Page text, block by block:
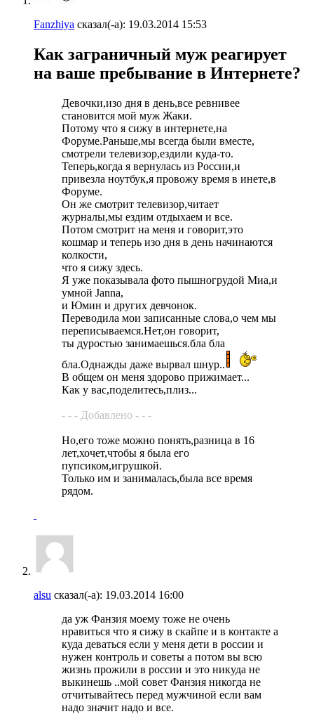
Fanzhiya сказал(-а): 19.03.2014 15:53
Как заграничный муж реагирует
на ваше пребывание в Интернете?
Девочки,изо дня в день,все ревнивее
становится мой муж Жаки.
Потому что я сижу в интернете,на
Форуме.Раньше,мы всегда были вместе,
смотрели телевизор,ездили куда-то.
Теперь,когда я вернулась из России,и
привезла ноутбук,я провожу время в инете,в
Форуме.
Он же смотрит телевизор,читает
журналы,мы ездим отдыхаем и все.
Потом смотрит на меня и говорит,это
кошмар и теперь изо дня в день начинаются
колкости,
что я сижу здесь.
Я уже показывала фото пышногрудой Миа,и
умной Janna,
и Юмин и других девчонок.
Переводила мои записанные слова,о чем мы
переписываемся.Нет,он говорит,
ты дуростью занимаешься.бла бла
бла.Однажды даже вырвал шнур..
В общем он меня здорово прижимает...
Как у вас,поделитесь,плиз...
- - - Добавлено - - -
Но,его тоже можно понять,разница в 16
лет,хочет,чтобы я была его
пупсиком,игрушкой.
Только им и занималась,была все время
рядом.
alsu сказал(-а): 19.03.2014 16:00
да уж Фанзия моему тоже не очень
нравиться что я сижу в скайпе и в контакте а
куда деваться если у меня дети в россии и
нужен контроль и советы а потом вы всю
жизнь прожили в россии и это никуда не
выкинешь ..мой совет Фанзия никогда не
отчитывайтесь перед мужчиной если вам
надо значит надо и все.